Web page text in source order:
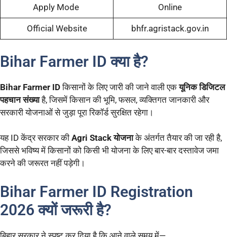
Apply Mode Online
Official Website bhfr.agristack.gov.in
Bihar Farmer ID क्या है?
Bihar Farmer IDकिसानों के लिए जारी की जाने वाली एकयूनिक डिजिटल
पहचान संख्याहै, जिसमें किसान की भूमि, फसल, व्यक्तिगत जानकारी और
सरकारी योजनाओं से जुड़ा पूरा रिकॉर्ड सुरक्षित रहेगा।
यह ID केंद्र सरकार की Agri Stack योजनाके अंतर्गत तैयार की जा रही है,
जिससे भविष्य में किसानों को किसी भी योजना के लिए बार-बार दस्तावेज जमा
करने की जरूरत नहीं पड़ेगी।
Bihar Farmer ID Registration
2026 क्यों जरूरी है?